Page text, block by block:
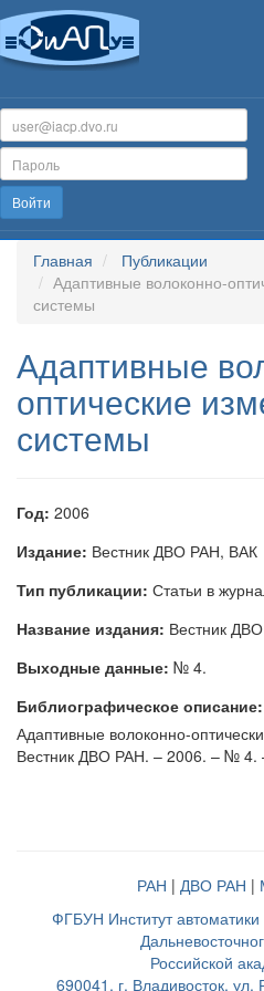
Войти
Главная
Публикации
Адаптивные волоконно-
системы
Адаптивные
оптические
системы
Год: 2006
Издание: Вестник ДВО РАН, ВАК
Тип публикации: Статьи в
Название издания: Вестник
Выходные данные: № 4.
Библиографическое описание:
Адаптивные волоконно-
Вестник ДВО РАН. – 2006. – № 4.
РАН | ДВО РАН |
ФГБУН Институт
Российской
690041, г. Владивосток,